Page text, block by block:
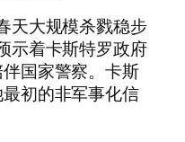
天大规模杀戮稳步
示着卡斯特罗政府
国家警察。卡斯
初的非军事化信